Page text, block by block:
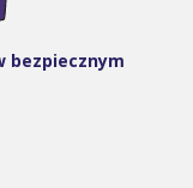
bezpiecznym